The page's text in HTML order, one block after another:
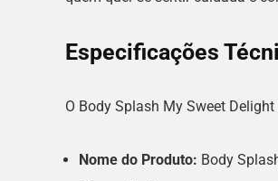
Especificações
O Body Splash My Sweet
Nome do Produto: Body